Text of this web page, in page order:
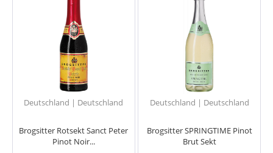
Deutschland | Deutschland
Brogsitter Rotsekt Sanct Peter
Pinot Noir...
Deutschland | Deutschland
Brogsitter SPRINGTIME Pinot
Brut Sekt